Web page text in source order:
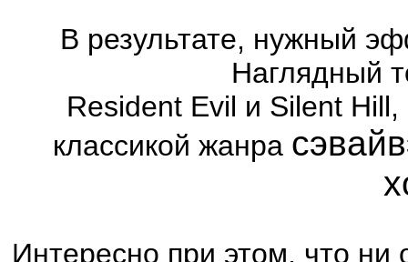
В результате, нужный
Наглядный
Resident Evil и Silent
классикой жанра
Интересно при этом, что ни